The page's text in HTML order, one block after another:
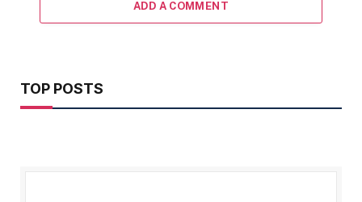
ADD A COMMENT
TOP POSTS